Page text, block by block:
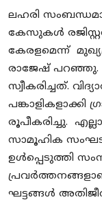
ലഹരി
കേസുകൾ
കേരളമെന്ന്
രാജേഷ് പറഞ്ഞു.
സ്വീകരിച്ചത്.
പങ്കാളികളാക്കി
രൂപീകരിച്ചു.
സാമൂഹിക
ഉൾപ്പെടുത്തി
ഘട്ടങ്ങൾ